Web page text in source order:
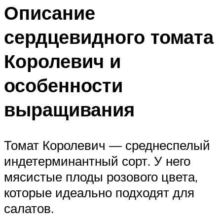
Описание
сердцевидного томата
Королевич и
особенности
выращивания
Томат Королевич — среднеспелый
индетерминантный сорт. У него
мясистые плоды розового цвета,
которые идеально подходят для
салатов.